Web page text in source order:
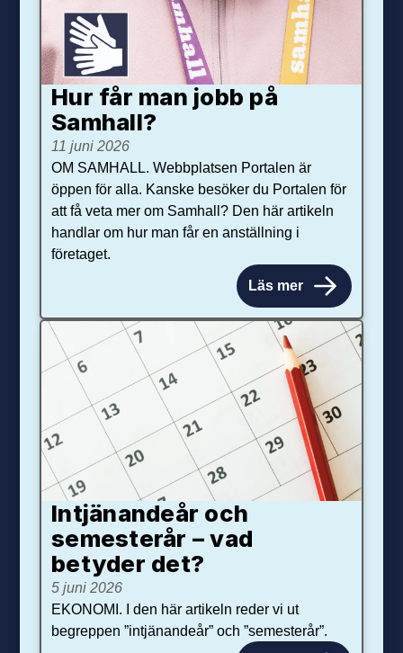
Hur får man jobb på
Samhall?
11 juni 2026
OM SAMHALL. Webbplatsen Portalen är
öppen för alla. Kanske besöker du Portalen för
att få veta mer om Samhall? Den här artikeln
handlar om hur man får en anställning i
företaget.
Läs mer
Intjänandeår och
semesterår – vad
betyder det?
5 juni 2026
EKONOMI. I den här artikeln reder vi ut
begreppen ”intjänandeår” och ”semesterår”.